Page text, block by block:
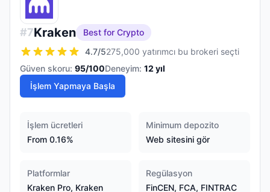
#7Kraken
Best for Crypto
4.7/5275,000 yatırımcı bu brokeri seçti
Güven skoru: 95/100Deneyim: 12 yıl
İşlem Yapmaya Başla
İşlem ücretleri
From 0.16%
Minimum depozito
Web sitesini gör
Platformlar
Kraken Pro, Kraken
Regülasyon
FinCEN, FCA, FINTRAC